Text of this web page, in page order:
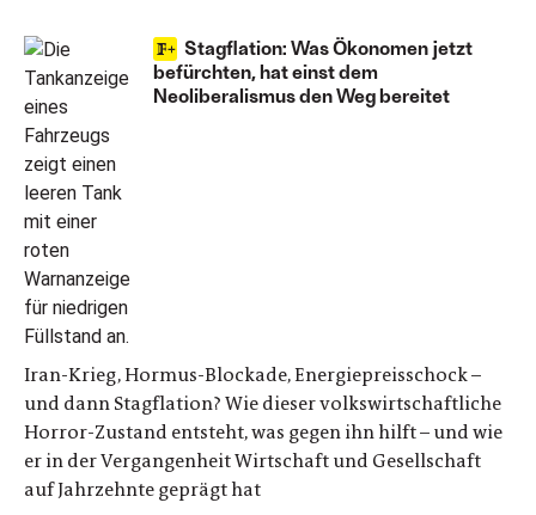
Stagflation: Was Ökonomen jetzt
befürchten, hat einst dem
Neoliberalismus den Weg bereitet
Iran-Krieg, Hormus-Blockade, Energiepreisschock –
und dann Stagflation? Wie dieser volkswirtschaftliche
Horror-Zustand entsteht, was gegen ihn hilft – und wie
er in der Vergangenheit Wirtschaft und Gesellschaft
auf Jahrzehnte geprägt hat